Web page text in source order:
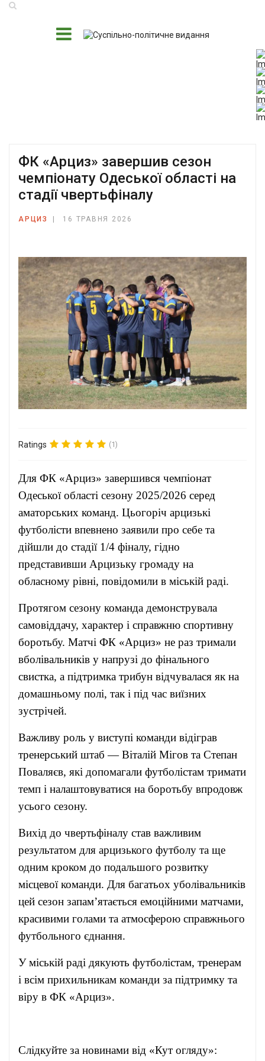
ФК «Арциз» завершив сезон
чемпіонату Одеської області на
стадії чвертьфіналу
АРЦИЗ 16 ТРАВНЯ 2026
Ratings (1)
Для ФК «Арциз» завершився чемпіонат
Одеської області сезону 2025/2026 серед
аматорських команд. Цьогоріч арцизькі
футболісти впевнено заявили про себе та
дійшли до стадії 1/4 фіналу, гідно
представивши Арцизьку громаду на
обласному рівні, повідомили в міській раді.
Протягом сезону команда демонструвала
самовіддачу, характер і справжню спортивну
боротьбу. Матчі ФК «Арциз» не раз тримали
вболівальників у напрузі до фінального
свистка, а підтримка трибун відчувалася як на
домашньому полі, так і під час виїзних
зустрічей.
Важливу роль у виступі команди відіграв
тренерський штаб — Віталій Мігов та Степан
Поваляєв, які допомагали футболістам тримати
темп і налаштовуватися на боротьбу впродовж
усього сезону.
Вихід до чвертьфіналу став важливим
результатом для арцизького футболу та ще
одним кроком до подальшого розвитку
місцевої команди. Для багатьох уболівальників
цей сезон запам’ятається емоційними матчами,
красивими голами та атмосферою справжнього
футбольного єднання.
У міській раді дякують футболістам, тренерам
і всім прихильникам команди за підтримку та
віру в ФК «Арциз».
Слідкуйте за новинами від «Кут огляду»: